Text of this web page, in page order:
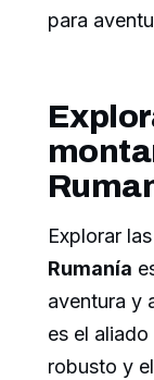
para
Explorar las
Rumanía
aventura y
es el
robusto y